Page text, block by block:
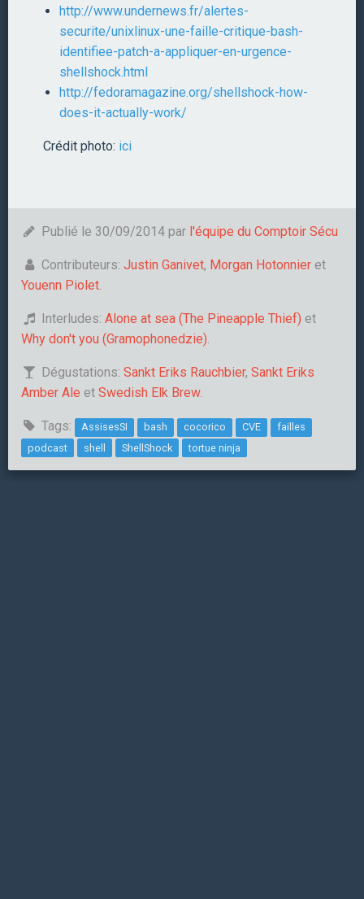
http://www.undernews.fr/alertes-
securite/unixlinux-une-faille-critique-bash-
identifiee-patch-a-appliquer-en-urgence-
shellshock.html
http://fedoramagazine.org/shellshock-how-
does-it-actually-work/
Crédit photo: ici
Publié le 30/09/2014 par l'équipe du Comptoir Sécu
Contributeurs: Justin Ganivet, Morgan Hotonnieret
Youenn Piolet.
Interludes: Alone at sea (The Pineapple Thief) et
Why don't you (Gramophonedzie).
Dégustations: Sankt Eriks Rauchbier, Sankt Eriks
Amber Ale et Swedish Elk Brew.
Tags: AssisesSI bash cocorico CVE
failles
podcast
shell ShellShock tortue ninja